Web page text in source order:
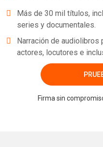
Más de 30 mil títulos,
series y documentales.
Narración de
actores, locutores e
Firma sin